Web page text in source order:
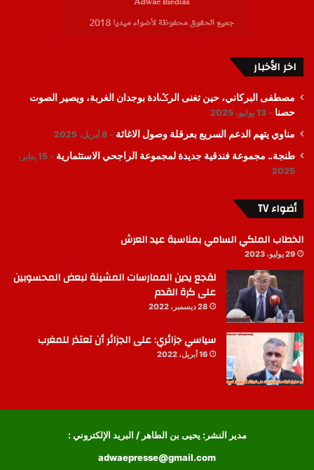
اخر الأخبار
مصطفى البركاني، حين تغنى الرݣادة بوجدان الغربة، ويصير الصوت
حصنا
13 يوليو، 2025
مناوي يتهم الدعم السريع بعرقلة وصول الاغاثة 8 أبريل، 2025
طنجة.. مجموعة فندقية جديدة لمجموعة الراجحي الاستثمارية
15 يناير،
2025
أضواء TV
الخطاب الملكي السامي بمناسبة عيد العرش
29 يوليو، 2023
لقجع يدين الممارسات المشينة لبعض المحسوبين
على كرة القدم
28 ديسمبر، 2022
سياسي جزائري: على الجزائر أن تعتذر للمغرب
16 أبريل، 2022
مدير النشر: يحيى بن الطاهر / البريد الإلكتروني :
adwaepresse@gmail.com